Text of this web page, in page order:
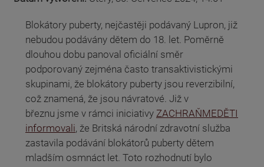
Blokátory puberty, nejčastěji podávaný Lupron, již
nebudou podávány dětem do 18. let. Poměrně
dlouhou dobu panoval oficiální směr
podporovaný zejména často transaktivistickými
skupinami, že blokátory puberty jsou reverzibilní,
což znamená, že jsou návratové. Již v
březnu jsme v rámci iniciativy ZACHRAŇMEDĚTI
informovali, že Britská národní zdravotní služba
zastavila podávání blokátorů puberty dětem
mladším osmnáct let. Toto rozhodnutí bylo